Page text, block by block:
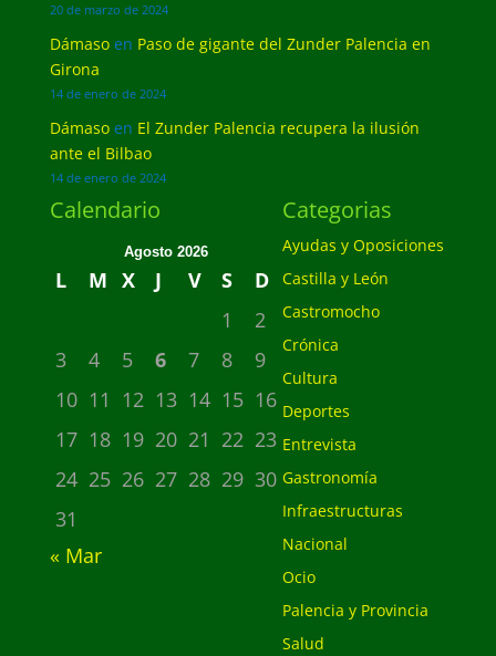
20 de marzo de 2024
Dámasoen Paso de gigante del Zunder Palencia en
Girona
14 de enero de 2024
Dámasoen El Zunder Palencia recupera la ilusión
ante el Bilbao
14 de enero de 2024
Calendario
Agosto 2026
L M X J V S
D
1
2
3
4 5 6 7 8
9
10 11 12 13 14 15 16
17 18 19 20 21 22 23
24 25 26 27 28 29 30
31
« Mar
Categorias
Ayudas y Oposiciones
Castilla y León
Castromocho
Crónica
Cultura
Deportes
Entrevista
Gastronomía
Infraestructuras
Nacional
Ocio
Palencia y Provincia
Salud